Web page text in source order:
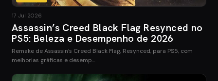
17 Jul 2026
Assassin’s Creed Black Flag Resynced no
PS5: Beleza e Desempenho de 2026
Remake de Assassin’s Creed Black Flag, Resynced, para PS5, com
melhorias gráficas e desemp…